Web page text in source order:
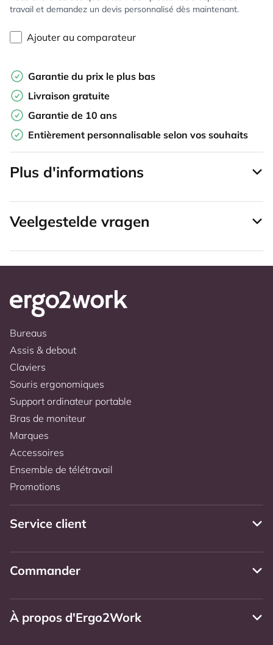
travail et demandez un devis personnalisé dès maintenant.
Ajouter au comparateur
Garantie du prix le plus bas
Livraison gratuite
Garantie de 10 ans
Entièrement personnalisable selon vos souhaits
Plus d'informations
Veelgestelde vragen
Bureaus
Assis & debout
Claviers
Souris ergonomiques
Support ordinateur portable
Bras de moniteur
Marques
Accessoires
Ensemble de télétravail
Promotions
Service client
Commander
À propos d'Ergo2Work